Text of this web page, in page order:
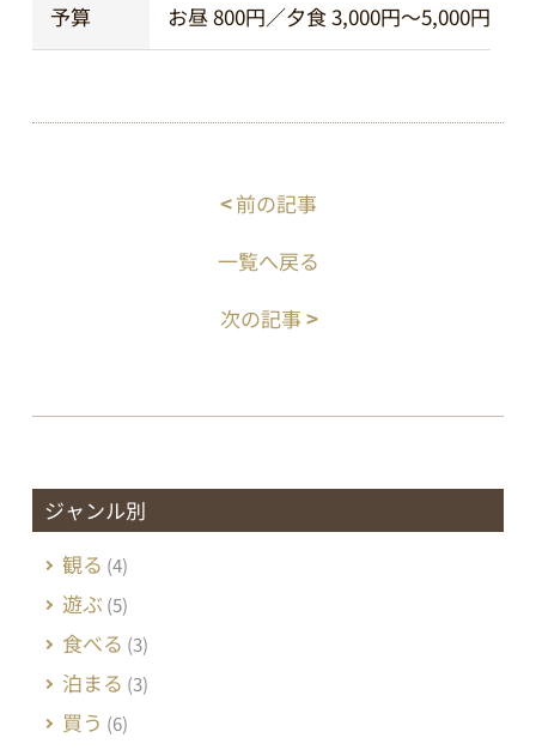
予算 お昼 800円／夕食 3,000円～5,000円
<前の記事
一覧へ戻る
次の記事 >
ジャンル別
観る (4)
遊ぶ (5)
食べる (3)
泊まる (3)
買う (6)